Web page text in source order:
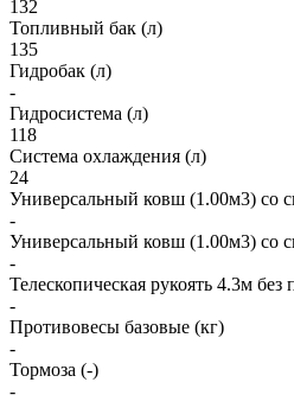
132
Топливный бак (л)
135
Гидробак (л)
-
Гидросистема (л)
118
Система охлаждения (л)
24
Универсальный ковш (1.00м3) со
-
Универсальный ковш (1.00м3) со
-
Телескопическая рукоять 4.3м без
-
Противовесы базовые (кг)
-
Тормоза (-)